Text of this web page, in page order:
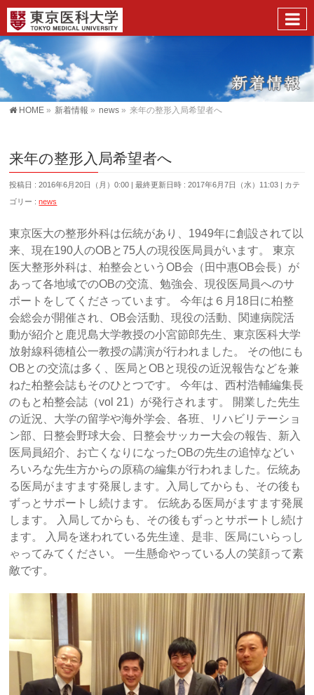
HOME » 新着情報 » news » 来年の整形入局希望者へ
来年の整形入局希望者へ
投稿日 : 2016年6月20日（月）0:00 最終更新日時 : 2017年6月7日（水）11:03
カテ
ゴリー :news
東京医大の整形外科は伝統があり、1949年に創設されて以
来、現在190人のOBと75人の現役医局員がいます。 東京
医大整形外科は、柏整会というOB会（田中惠OB会長）が
あって各地域でのOBの交流、勉強会、現役医局員へのサ
ポートをしてくださっています。 今年は６月18日に柏整
会総会が開催され、OB会活動、現役の活動、関連病院活
動が紹介と鹿児島大学教授の小宮節郎先生、東京医科大学
放射線科徳植公一教授の講演が行われました。 その他にも
OBとの交流は多く、医局とOBと現役の近況報告などを兼
ねた柏整会誌もそのひとつです。 今年は、西村浩輔編集長
のもと柏整会誌（vol 21）が発行されます。 開業した先生
の近況、大学の留学や海外学会、各班、リハビリテーショ
ン部、日整会野球大会、日整会サッカー大会の報告、新入
医局員紹介、お亡くなりになったOBの先生の追悼などい
ろいろな先生方からの原稿の編集が行われました。伝統あ
る医局がますます発展します。入局してからも、その後も
ずっとサポートし続けます。 伝統ある医局がますます発展
します。 入局してからも、その後もずっとサポートし続け
ます。 入局を迷われている先生達、是非、医局にいらっし
ゃってみてください。 一生懸命やっている人の笑顔って素
敵です。